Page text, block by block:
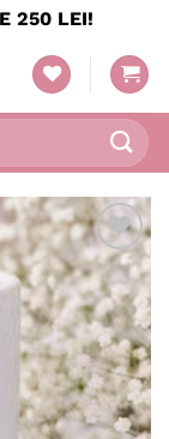
250 LEI!
Adaugă
în
wishlist